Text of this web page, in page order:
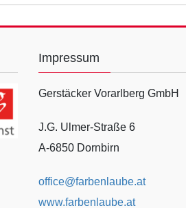
Impressum
Gerstäcker Vorarlberg GmbH
J.G. Ulmer-Straße 6
A-6850 Dornbirn
office@farbenlaube.at
www.farbenlaube.at